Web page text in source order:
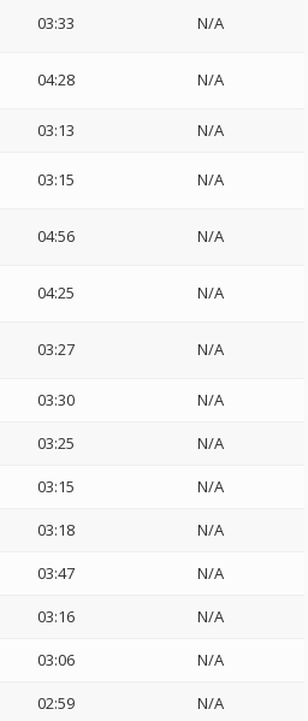
03:33 N/A
04:28 N/A
03:13 N/A
03:15 N/A
04:56 N/A
04:25 N/A
03:27 N/A
03:30
N/A
03:25
N/A
03:15
N/A
03:18
N/A
03:47
N/A
03:16
N/A
03:06
N/A
02:59 N/A